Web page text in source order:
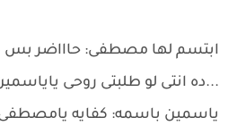
ابتسم لها مصطفى: حاااضر بس
...ده انتى لو طلبتى روحى
ياسمين باسمه: كفايه